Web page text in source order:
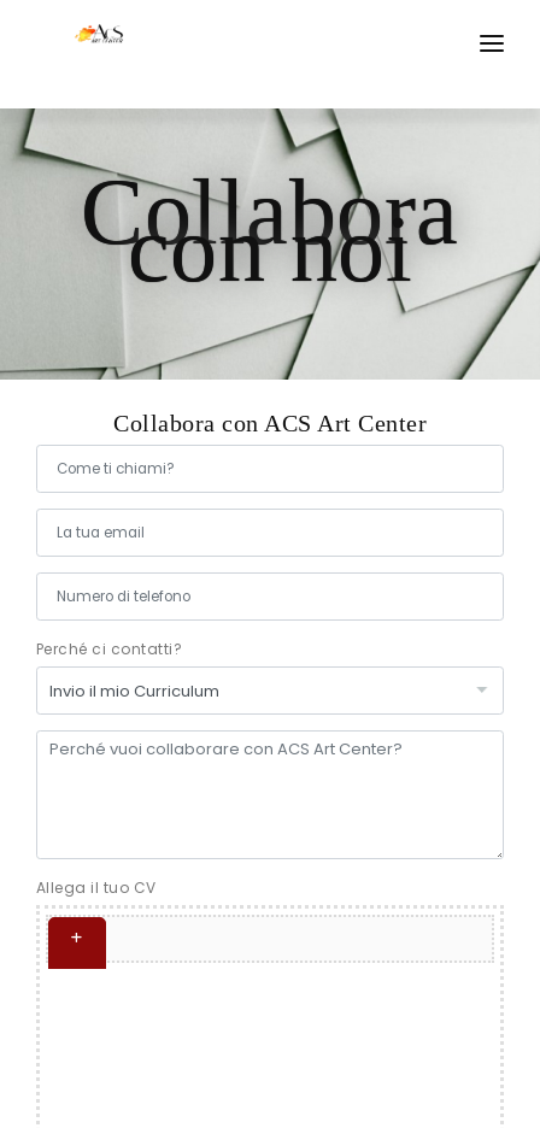
EVENTI
GALLERIECollabora
con noi
Collabora con ACS Art Center
Perché ci contatti?
Perché vuoi collaborare con ACS Art Center?
Allega il tuo CV